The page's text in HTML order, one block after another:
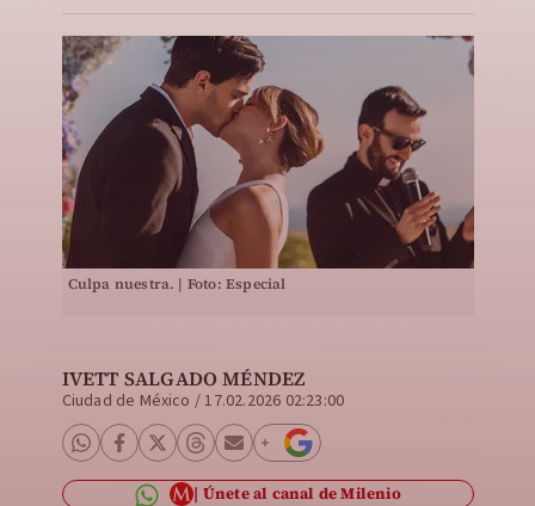
Culpa nuestra. | Foto: Especial
IVETT SALGADO MÉNDEZ
Ciudad de México /17.02.2026 02:23:00
Únete al canal de Milenio